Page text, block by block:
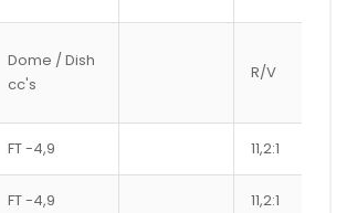
Dome / Dish
cc's
R/V
FT -4,9 11,2:1
FT -4,9 11,2:1